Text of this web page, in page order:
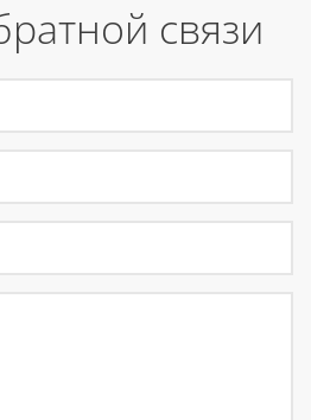
связи